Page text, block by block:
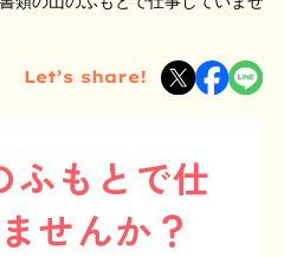
Let’s share!
ふもとで仕
せんか？